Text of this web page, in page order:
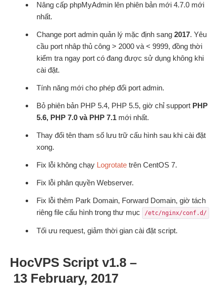
Nâng cấp phpMyAdmin lên phiên bản mới 4.7.0 mới
nhất.
Change port admin quản lý mặc định sang 2017. Yêu
cầu port nhâp thủ công > 2000 và < 9999, đồng thời
kiểm tra ngay port có đang được sử dụng không khi
cài đặt.
Tính năng mới cho phép đổi port admin.
Bỏ phiên bản PHP 5.4, PHP 5.5, giờ chỉ support PHP
5.6, PHP 7.0 và PHP 7.1 mới nhất.
Thay đổi tên tham số lưu trữ cấu hình sau khi cài đặt
xong.
Fix lỗi không chạy Logrotate trên CentOS 7.
Fix lỗi phân quyền Webserver.
Fix lỗi thêm Park Domain, Forward Domain, giờ tách
riêng file cấu hình trong thư mục
/etc/nginx/conf.d/
Tối ưu request, giảm thời gian cài đặt script.
HocVPS Script v1.8 –
13 February, 2017